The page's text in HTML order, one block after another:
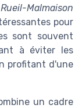
Rueil-Malmaison
pour
sont souvent
à éviter les
profitant d'une
un cadre